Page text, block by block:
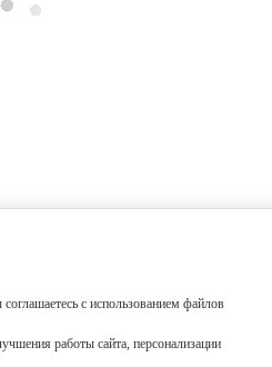
с использованием файлов
работы сайта, персонализации